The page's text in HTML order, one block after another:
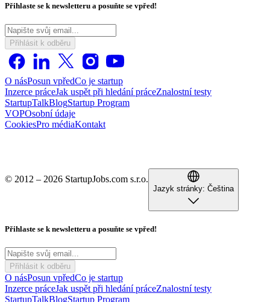
Přihlaste se k newsletteru a posuňte se vpřed!
Přihlásit k odběru
O násPosun vpředCo je startup
Inzerce práceJak uspět při hledání práceZnalostní testy
StartupTalkBlogStartup Program
VOPOsobní údaje
CookiesPro médiaKontakt
© 2012 – 2026 StartupJobs.com s.r.o.
Jazyk stránky: Čeština
Přihlaste se k newsletteru a posuňte se vpřed!
Přihlásit k odběru
O násPosun vpředCo je startup
Inzerce práceJak uspět při hledání práceZnalostní testy
StartupTalkBlogStartup Program